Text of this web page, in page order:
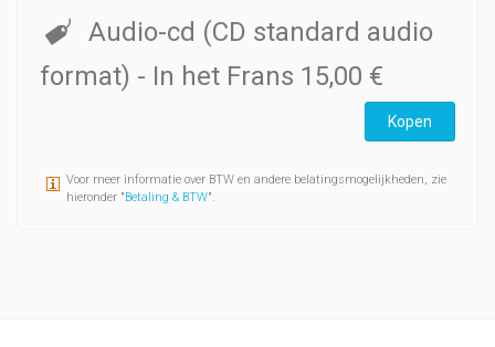
Delhaye, Marie Delhaye, Caroline De Mulder, François de
Saint-Georges, Simon Fiasse, Nathalie Gillet, David Homburg,
Thierry Robrechts et Bernard Thiry
Audio-cd (CD standard audio
format) - In het Frans 15,00 €
Kopen
Voor meer informatie over BTW en andere belatingsmogelijkheden, zie
hieronder "Betaling & BTW".